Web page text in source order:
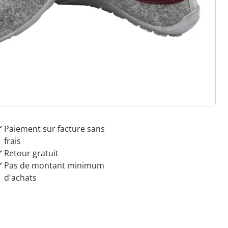
& Confort”
Paiement sur facture sans
frais
Retour gratuit
Pas de montant minimum
d'achats